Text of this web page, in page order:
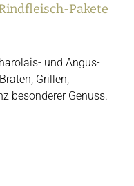
Pakete
und Angus-
Grillen,
besonderer Genuss.